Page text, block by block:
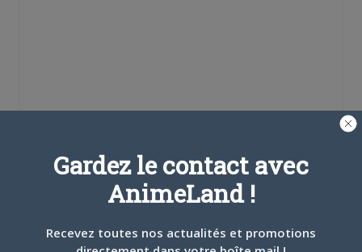
Se souvenir de moi
Créer un
compte
Gardez le contact avec
AnimeLand !
Recevez toutes nos actualités et promotions